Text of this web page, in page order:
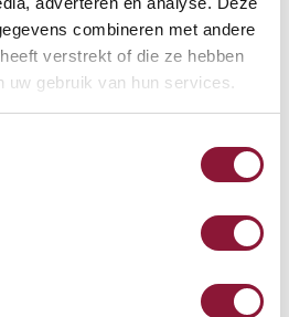
combineren met andere
verstrekt of die ze hebben
uw gebruik van hun services.